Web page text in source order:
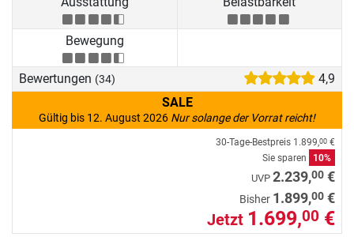
Bewegung
Bewertungen (34)
4,9
SALE
Gültig bis 12. August 2026 Nur solange der Vorrat reicht!
30-Tage-Bestpreis 1.899,00 €
Sie sparen
10%
UVP 2.239,00 €
Bisher 1.899,00 €
Jetzt 1.699,00 €